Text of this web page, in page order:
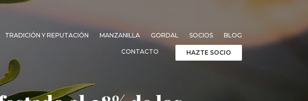
TRADICIÓN Y REPUTACIÓN MANZANILLA GORDAL SOCIOS BLOG
CONTACTO HAZTE SOCIO